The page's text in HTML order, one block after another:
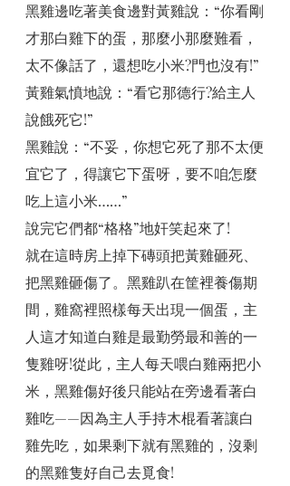
黑雞邊吃著美食邊對黃雞說：“你看剛
才那白雞下的蛋，那麼小那麼難看，
太不像話了，還想吃小米?門也沒有!”
黃雞氣憤地說：“看它那德行?給主人
說餓死它!”
黑雞說：“不妥，你想它死了那不太便
宜它了，得讓它下蛋呀，要不咱怎麼
吃上這小米……”
說完它們都“格格”地奸笑起來了!
就在這時房上掉下磚頭把黃雞砸死、
把黑雞砸傷了。黑雞趴在筐裡養傷期
間，雞窩裡照樣每天出現一個蛋，主
人這才知道白雞是最勤勞最和善的一
隻雞呀!從此，主人每天喂白雞兩把小
米，黑雞傷好後只能站在旁邊看著白
雞吃——因為主人手持木棍看著讓白
雞先吃，如果剩下就有黑雞的，沒剩
的黑雞隻好自己去覓食!